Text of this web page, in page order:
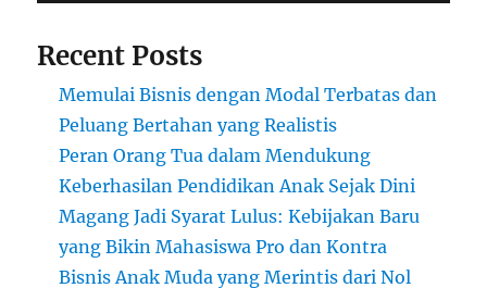
Recent Posts
Memulai Bisnis dengan Modal Terbatas dan
Peluang Bertahan yang Realistis
Peran Orang Tua dalam Mendukung
Keberhasilan Pendidikan Anak Sejak Dini
Magang Jadi Syarat Lulus: Kebijakan Baru
yang Bikin Mahasiswa Pro dan Kontra
Bisnis Anak Muda yang Merintis dari Nol